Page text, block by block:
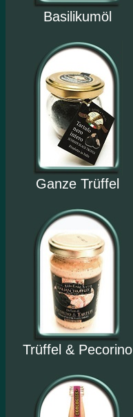
Basilikumöl
Ganze Trüffel
Trüffel & Pecorino